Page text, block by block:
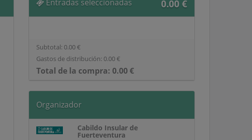
Entradas seleccionadas 0.00 €
Subtotal: 0.00€
Gastos de distribución: 0.00€
Total de la compra: 0.00€
Organizador
Cabildo Insular de
Fuerteventura